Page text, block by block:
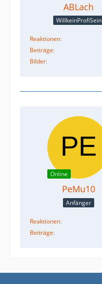
ABLach
WillkeinProfiSein
Reaktionen
Beiträge
Bilder
Online
PeMu10
Anfänger
Reaktionen
Beiträge